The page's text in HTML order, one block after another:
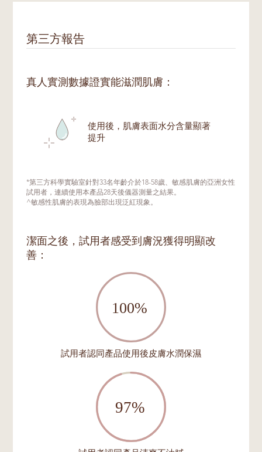
第三方報告
真人實測數據證實能滋潤肌膚：
使用後，肌膚表面水分含量顯著
提升
*第三方科學實驗室針對33名年齡介於18-58歲、敏感肌膚的亞洲女性
試用者，連續使用本產品28天後儀器測量之結果。
^敏感性肌膚的表現為臉部出現泛紅現象。
潔面之後，試用者感受到膚況獲得明顯改
善：
試用者認同產品使用後皮膚水潤保濕